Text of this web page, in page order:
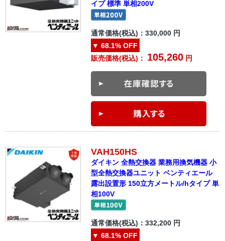
イプ 標準 単相200V
通常価格(税込)：330,000 円
▼ 68.1% OFF
販売価格(税込)： 105,260 円
VAH150HS
ダイキン 全熱交換器 業務用換気機器 小
型全熱交換器ユニット ベンティエール
露出設置形 150立方メートル/hタイプ 単
相100V
通常価格(税込)：332,200 円
▼ 68.1% OFF